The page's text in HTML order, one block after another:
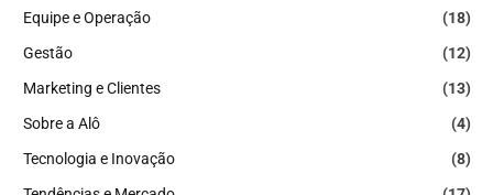
Equipe e Operação
(18)
Gestão
(12)
Marketing e Clientes
(13)
Sobre a Alô
(4)
Tecnologia e Inovação
(8)